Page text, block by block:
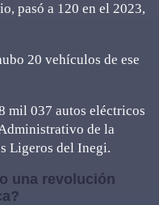
pasó a 120 en el 2023,
20 vehículos de ese
mil 037 autos eléctricos
de la
Ligeros del Inegi.
una revolución